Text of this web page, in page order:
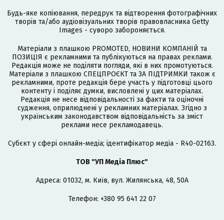
Будь-яке копіювання, передрук та відтворення фотографічних
творів та/або аудіовізуальних творів правовласника Getty
Images - суворо забороняється.
Матеріали з плашкою PROMOTED, НОВИНИ КОМПАНІЙ та
ПОЗИЦІЯ є рекламними та публікуються на правах реклами.
Редакція може не поділяти погляди, які в них промотуються.
Матеріали з плашкою СПЕЦПРОЄКТ та ЗА ПІДТРИМКИ також є
рекламними, проте редакція бере участь у підготовці цього
контенту і поділяє думки, висловлені у цих матеріалах.
Редакція не несе відповідальності за факти та оціночні
судження, оприлюднені у рекламних матеріалах. Згідно з
українським законодавством відповідальність за зміст
реклами несе рекламодавець.
Cубєкт у сфері онлайн-медіа; ідентифікатор медіа - R40-02163.
ТОВ "УП Медіа Плюс"
Адреса: 01032, м. Київ, вул. Жилянська, 48, 50А
Телефон: +380 95 641 22 07